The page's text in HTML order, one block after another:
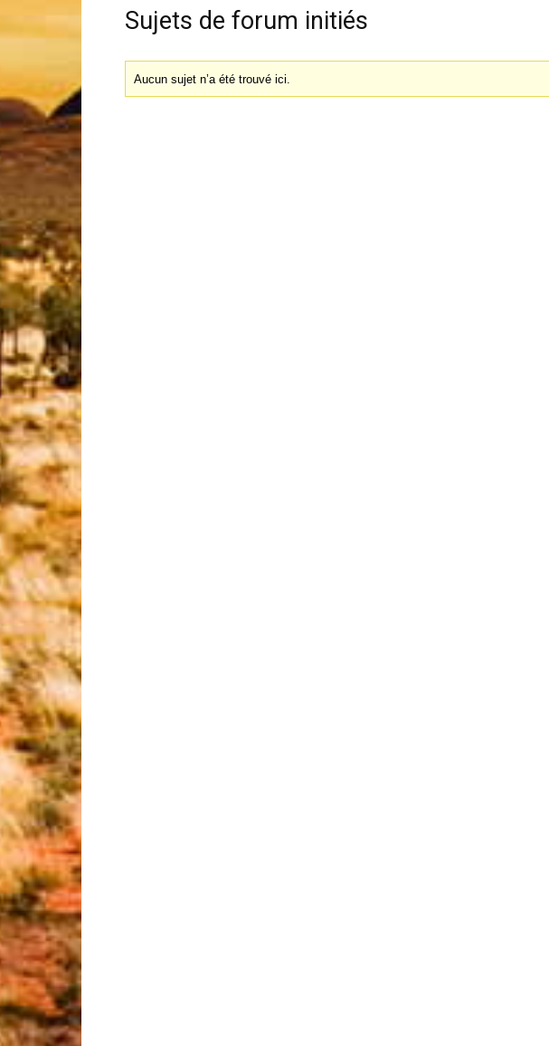
Sujets de forum initiés
Aucun sujet n’a été trouvé ici.